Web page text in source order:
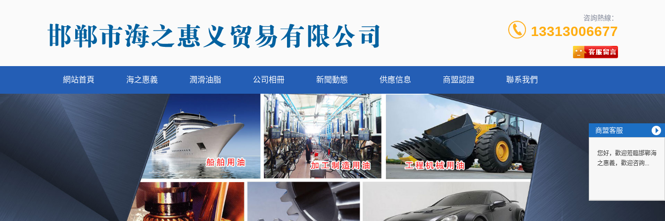
咨詢熱線：
13313006677
網站首頁 海之惠義 潤滑油脂 公司相冊 新聞動態 供應信息 商盟認證 聯系我們
商盟客服
您好，歡迎蒞臨邯鄲海
之惠義，歡迎咨詢...